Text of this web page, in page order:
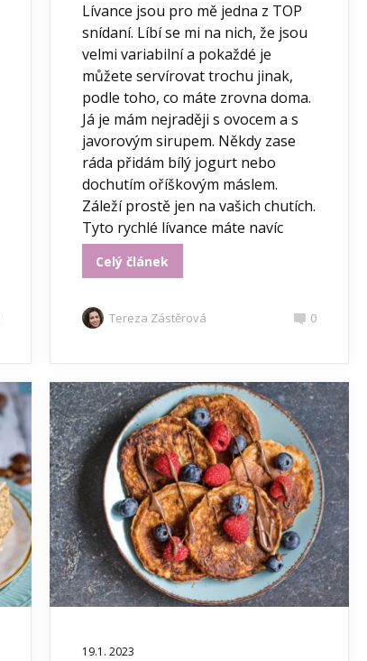
Lívance jsou pro mě jedna z TOP
snídaní. Líbí se mi na nich, že jsou
velmi variabilní a pokaždé je
můžete servírovat trochu jinak,
podle toho, co máte zrovna doma.
Já je mám nejraději s ovocem a s
javorovým sirupem. Někdy zase
ráda přidám bílý jogurt nebo
dochutím oříškovým máslem.
Záleží prostě jen na vašich chutích.
Tyto rychlé lívance máte navíc
hotové...
Celý článek
Tereza Zástěrová 0
19.1. 2023